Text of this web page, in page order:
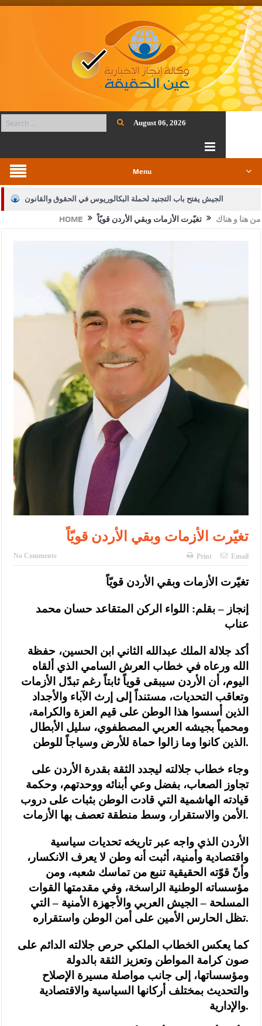
August 06, 2026
Menu
الجيش يفتح باب التجنيد لحملة البكالوريوس في الحقوق والقانون
بيان اجتماع عمّان:دعم الوصاية الهاشمية التاريخية على المقدسات
النواب يقر مشروع تعديل قانون الملكية العقارية
القاضي يلتقي رؤساء تحرير الصحف اليومية ويؤكد حرص مجلس النواب
على شراكة فاعلة مع الإعلام
دعوة المكلفين بخدمة العلم (الدفعة الثالثة) إلى مراجعة منصة خدمة
الملك يلتقي مجموعة من رفاق السلاح
الملك يتلقى اتصالا هاتفيا من العاهل البحريني
القاضي محمود أحمد فريحات.. مبارك ومزيدا من التوفيق
عارف بيك فريحات.. مبارك وبكم تزهو المناصب
HOME من هنا و هناك تغيّرت الأزمات وبقي الأردن قويّاً
تغيّرت الأزمات وبقي الأردن قويّاً
No Comments Print Email
تغيّرت الأزمات وبقي الأردن قويّاً
إنجاز – بقلم: اللواء الركن المتقاعد حسان محمد
عناب
أكد جلالة الملك عبدالله الثاني ابن الحسين، حفظة
الله ورعاه في خطاب العرش السامي الذي ألقاه
اليوم، أن الأردن سيبقى قوياً ثابتاً رغم تبدّل الأزمات
وتعاقب التحديات، مستنداً إلى إرث الآباء والأجداد
الذين أسسوا هذا الوطن على قيم العزة والكرامة،
ومحمياً بجيشه العربي المصطفوي، سليل الأبطال
الذين كانوا وما زالوا حماة للأرض وسياجاً للوطن.
وجاء خطاب جلالته ليجدد الثقة بقدرة الأردن على
تجاوز الصعاب، بفضل وعي أبنائه ووحدتهم، وحكمة
قيادته الهاشمية التي قادت الوطن بثبات على دروب
الأمن والاستقرار، وسط منطقة تعصف بها الأزمات.
الأردن الذي واجه عبر تاريخه تحديات سياسية
واقتصادية وأمنية، أثبت أنه وطن لا يعرف الانكسار،
وأنّ قوّته الحقيقية تنبع من تماسك شعبه، ومن
مؤسساته الوطنية الراسخة، وفي مقدمتها القوات
المسلحة – الجيش العربي والأجهزة الأمنية – التي
تظل الحارس الأمين على أمن الوطن واستقراره.
كما يعكس الخطاب الملكي حرص جلالته الدائم على
صون كرامة المواطن وتعزيز الثقة بالدولة
ومؤسساتها، إلى جانب مواصلة مسيرة الإصلاح
والتحديث بمختلف أركانها السياسية والاقتصادية
والإدارية.